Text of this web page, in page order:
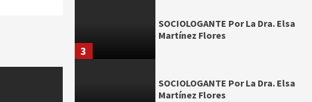
3
SOCIOLOGANTE Por La Dra. Elsa
Martínez Flores
SOCIOLOGANTE Por La Dra. Elsa
Martínez Flores